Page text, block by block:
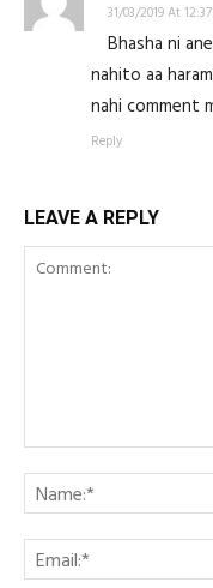
31/03/2019 At
Bhasha ni
nahito aa
nahi comment
Reply
LEAVE A REPLY